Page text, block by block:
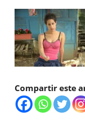
Compartir este